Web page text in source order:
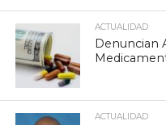
ACTUALIDAD
Denuncian
ACTUALIDAD